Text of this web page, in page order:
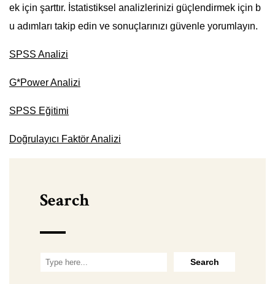
ek için şarttır. İstatistiksel analizlerinizi güçlendirmek için b
u adımları takip edin ve sonuçlarınızı güvenle yorumlayın.
SPSS Analizi
G*Power Analizi
SPSS Eğitimi
Doğrulayıcı Faktör Analizi
Search